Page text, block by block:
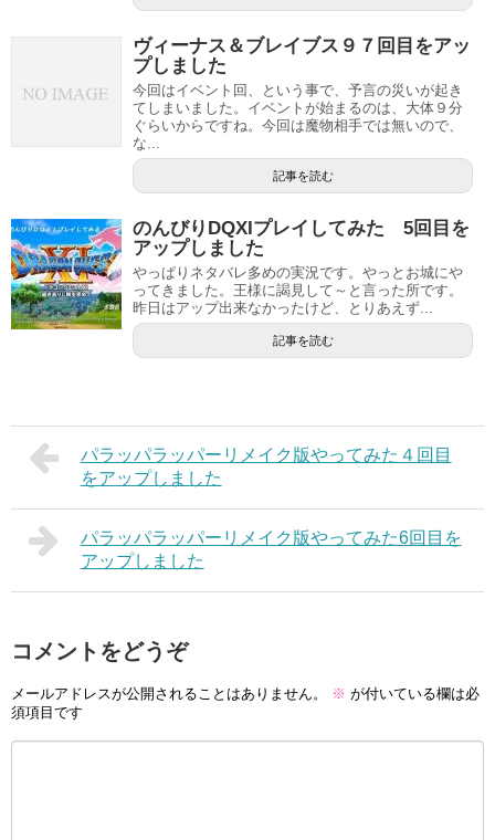
ヴィーナス＆ブレイブス９７回目をアッ
プしました
今回はイベント回、という事で、予言の災いが起き
てしまいました。イベントが始まるのは、大体９分
ぐらいからですね。今回は魔物相手では無いので、
な...
記事を読む
のんびりDQXIプレイしてみた 5回目を
アップしました
やっぱりネタバレ多めの実況です。やっとお城にや
ってきました。王様に謁見して～と言った所です。
昨日はアップ出来なかったけど、とりあえず...
記事を読む
パラッパラッパーリメイク版やってみた４回目
をアップしました
パラッパラッパーリメイク版やってみた6回目を
アップしました
コメントをどうぞ
メールアドレスが公開されることはありません。 ※ が付いている欄は必
須項目です